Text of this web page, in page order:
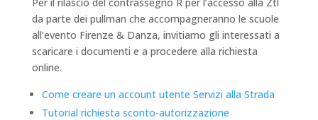
da parte dei pullman che accompagneranno le scuole
all’evento Firenze & Danza, invitiamo gli interessati a
scaricare i documenti e a procedere alla richiesta
online.
Come creare un account utente Servizi alla Strada
Tutorial richiesta sconto-autorizzazione